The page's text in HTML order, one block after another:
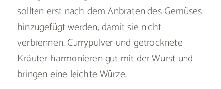
sollten erst nach dem Anbraten des Gemüses
hinzugefügt werden, damit sie nicht
verbrennen. Currypulver und getrocknete
Kräuter harmonieren gut mit der Wurst und
bringen eine leichte Würze.